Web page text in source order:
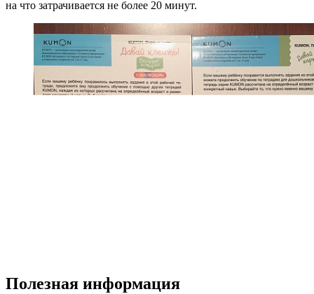
на что затрачивается не более 20 минут.
Полезная информация